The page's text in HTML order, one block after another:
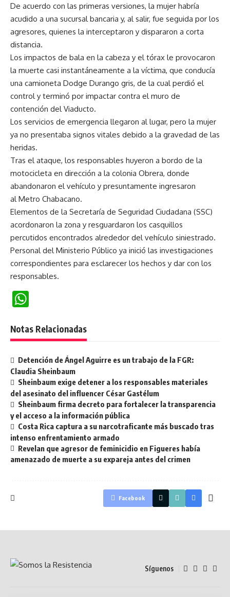
De acuerdo con las primeras versiones, la mujer habría
acudido a una sucursal bancaria y, al salir, fue seguida por los
agresores, quienes la interceptaron y dispararon a corta
distancia.
Los impactos de bala en la cabeza y el tórax le provocaron
la muerte casi instantáneamente a la víctima, que conducía
una camioneta Dodge Durango gris, de la cual perdió el
control y terminó por impactar contra el muro de
contención del Viaducto.
Los servicios de emergencia llegaron al lugar, pero la mujer
ya no presentaba signos vitales debido a la gravedad de las
heridas.
Tras el ataque, los responsables huyeron a bordo de la
motocicleta en dirección a la colonia Obrera, donde
abandonaron el vehículo y presuntamente ingresaron
al Metro Chabacano.
Elementos de la Secretaría de Seguridad Ciudadana (SSC)
acordonaron la zona y resguardaron los casquillos
percutidos encontrados alrededor del vehículo siniestrado.
Personal del Ministerio Público ya inició las investigaciones
correspondientes para esclarecer los hechos y dar con los
responsables.
Notas Relacionadas
Detención de Ángel Aguirre es un trabajo de la FGR:
Claudia Sheinbaum
Sheinbaum exige detener a los responsables materiales
del asesinato del influencer César Gastélum
Sheinbaum firma decreto para fortalecer la transparencia
y el acceso a la información pública
Costa Rica captura a su narcotraficante más buscado tras
intenso enfrentamiento armado
Revelan que agresor de feminicidio en Figueres había
amenazado de muerte a su expareja antes del crimen
Facebook
Síguenos